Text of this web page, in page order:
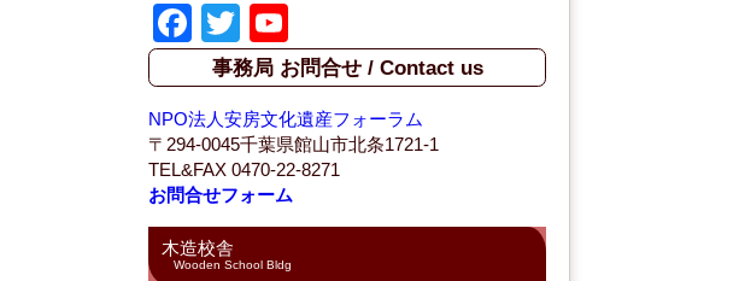
F
a
c
e
b
o
o
T
wi
tt
er
o
u
T
u
b
e
事務局 お問合せ / Contact us
NPO法人安房文化遺産フォーラム
〒294-0045千葉県館山市北条1721-1
TEL&FAX 0470-22-8271
お問合せフォーム
木造校舎
Wooden School Bldg